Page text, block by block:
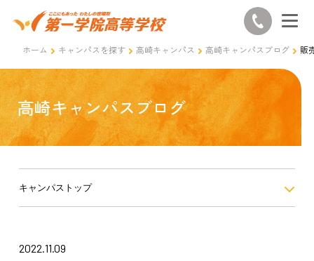
ホーム キャンパスを探す 高崎キャンパス 高崎キャンパスブログ 販
高崎キャンパスブログ
キャンパストップ
2022.11.09